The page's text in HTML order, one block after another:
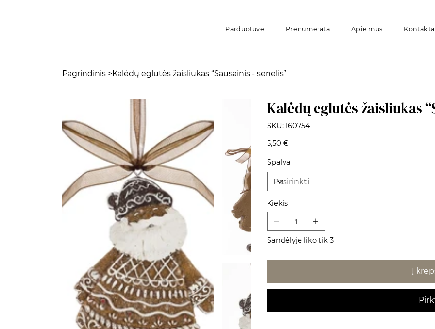
Parduotuvė Prenumerata Apie mus
Pagrindinis >Kalėdų eglutės žaisliukas “Sausainis - senelis”
Kalėdų eglutės žaisliukas
SKU: SKU
160754
160754
Kaina
5,50 €
Spalva
Kiekis
Sandėlyje liko tik 3
Į